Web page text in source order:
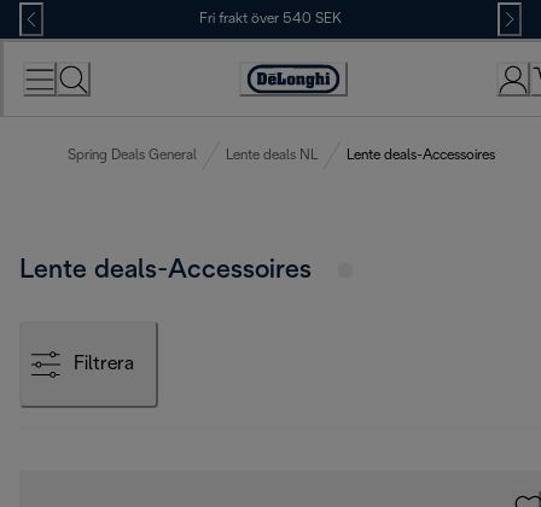
Skip
to
Content
Fri frakt över 540 SEK
Accessibility
Spring Deals General Lente deals NL Lente deals-Accessoires
Lente deals-Accessoires
Filtrera